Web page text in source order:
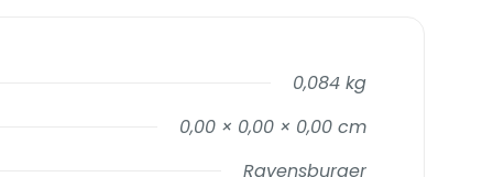
0,084 kg
0,00 × 0,00 × 0,00 cm
Ravensburger